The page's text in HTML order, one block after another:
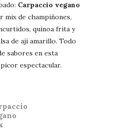
Carpaccio vegano
mix de champiñones,
quinoa frita y
de ají amarillo. Todo
sabores en esta
espectacular.